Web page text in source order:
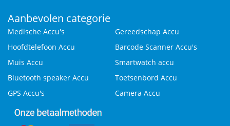
Aanbevolen categorie
Medische Accu's
Gereedschap Accu
Hoofdtelefoon Accu
Barcode Scanner Accu's
Muis Accu
Smartwatch accu
Bluetooth speaker Accu
Toetsenbord Accu
GPS Accu's
Camera Accu